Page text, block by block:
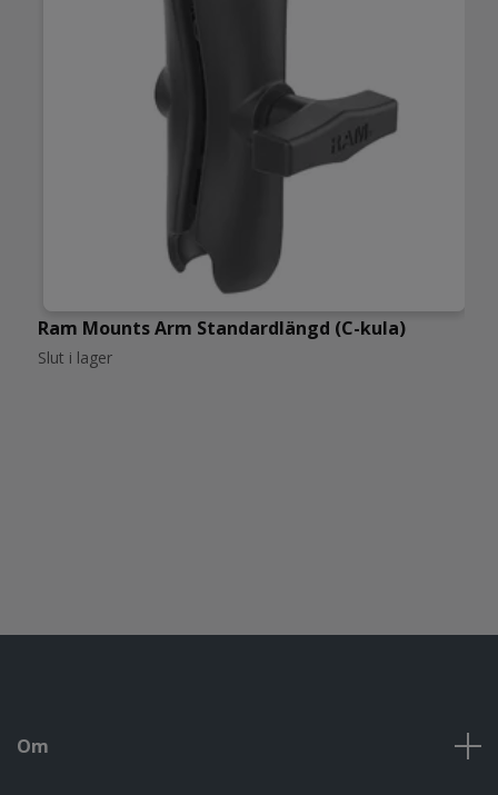
Ram Mounts Arm Standardlängd (C-kula)
Slut i lager
Om